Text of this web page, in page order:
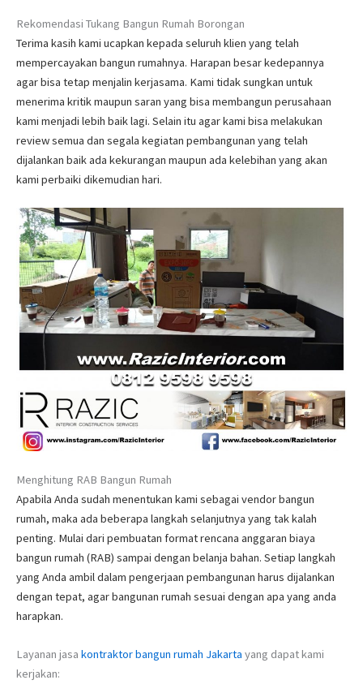
Rekomendasi Tukang Bangun Rumah Borongan
Terima kasih kami ucapkan kepada seluruh klien yang telah
mempercayakan bangun rumahnya. Harapan besar kedepannya
agar bisa tetap menjalin kerjasama. Kami tidak sungkan untuk
menerima kritik maupun saran yang bisa membangun perusahaan
kami menjadi lebih baik lagi. Selain itu agar kami bisa melakukan
review semua dan segala kegiatan pembangunan yang telah
dijalankan baik ada kekurangan maupun ada kelebihan yang akan
kami perbaiki dikemudian hari.
Menghitung RAB Bangun Rumah
Apabila Anda sudah menentukan kami sebagai vendor bangun
rumah, maka ada beberapa langkah selanjutnya yang tak kalah
penting. Mulai dari pembuatan format rencana anggaran biaya
bangun rumah (RAB) sampai dengan belanja bahan. Setiap langkah
yang Anda ambil dalam pengerjaan pembangunan harus dijalankan
dengan tepat, agar bangunan rumah sesuai dengan apa yang anda
harapkan.
Layanan jasa kontraktor bangun rumah Jakarta yang dapat kami
kerjakan: